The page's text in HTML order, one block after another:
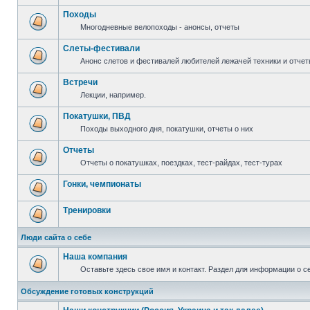
Походы
Многодневные велопоходы - анонсы, отчеты
Слеты-фестивали
Анонс слетов и фестивалей любителей лежачей техники и
Встречи
Лекции, например.
Покатушки, ПВД
Походы выходного дня, покатушки, отчеты о них
Отчеты
Отчеты о покатушках, поездках, тест-райдах, тест-турах
Гонки, чемпионаты
Тренировки
Люди сайта о себе
Наша компания
Оставьте здесь свое имя и контакт. Раздел для информации о
Обсуждение готовых конструкций